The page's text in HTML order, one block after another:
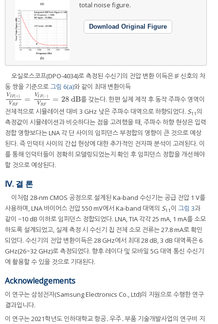
total noise figure.
Download Original Figure
오실로스코프(DPO-4034)로 측정된 수신기의 전압 변환 이득은 IF 신호의 차
동 쌍을 기준으로그림 6(a)와 같이 최대 변환이득
VIF(+)
VRF
= VI F(−)
VRF
= 28 dB
VIF(+)V RF VIF(−)V RF =28 dB를 갖는다. 한편 실제 제작 후 동작 주파수 영역이
전체적으로 시뮬레이션 대비 3 GHz 낮은 주파수 대역으로 하향되었다. S11의
측정값이 시뮬레이션과 비슷하다는 점을 고려했을 때, 주파수 하향 현상은 입력
정합 영향보다는 LNA 각 단 사이의 임피던스 부정합의 영향이 큰 것으로 예상
된다. 즉 인덕터 사이의 간섭 현상에 대한 추가적인 전자파 분석이 고려된다. 이
를 통해 인덕터들이 정확히 모델링되었는지 확인 후 임피던스 정합을 개선해야
할 것으로 예상된다.
Ⅳ. 결 론
이처럼 28-nm CMOS 공정으로 설계된 Ka-band 수신기는 공급 전압 1 V를
사용하며, LNA 바이어스 전압 550 mV에서 Ka-band 대역의 S11 이 그림 3과
같이 −10 dB 이하로 임피던스 정합되었다. LNA, TIA 각각 25 mA, 1 mA를 소모
하도록 설계되었고, 실제 측정 시 수신기 칩 전체 소모 전류는 27.8 mA로 확인
되었다. 수신기의 전압 변환이득은 28 GHz에서 최대 28 dB, 3 dB 대역폭은 6
GHz(26~32 GHz)로 측정되었다. 향후 레이다 및 모바일 5G 대역 통신 수신기
에 활용할 수 있을 것으로 기대된다.
Acknowledgements
이 연구는 삼성전자(Samsung Electronics Co., Ltd)의 지원으로 수행한 연구
결과입니다.
이 연구는 2021학년도 인하대학교 항공․우주․부품 기술개발사업의 연구비 지